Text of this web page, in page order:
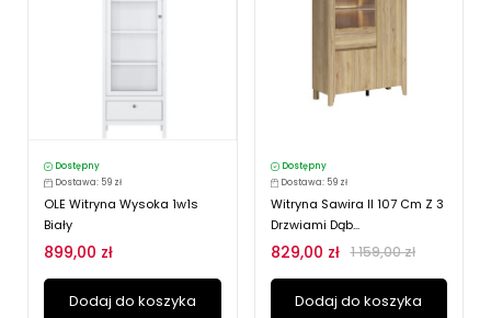
Dostępny
Dostawa: 59 zł
OLE Witryna Wysoka 1w1s
Biały
899,00 zł
Dodaj do koszyka
Dostępny
Dostawa: 59 zł
Witryna Sawira II 107 Cm Z 3
Drzwiami Dąb...
829,00 zł 1 159,00 zł
Dodaj do koszyka